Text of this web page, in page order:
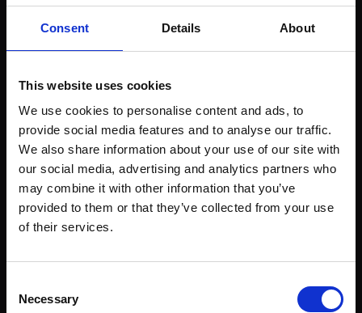
Consent Details About
This website uses cookies
We use cookies to personalise content and ads, to
provide social media features and to analyse our traffic.
We also share information about your use of our site with
our social media, advertising and analytics partners who
may combine it with other information that you’ve
provided to them or that they’ve collected from your use
of their services.
Selection
Necessary
Strategie bist du in wenigen Wochen so weit.
Anfänger-Guide lesen
01SCHRITT 1
beantragen
Wähle eine Kreditkarte mit attraktivem